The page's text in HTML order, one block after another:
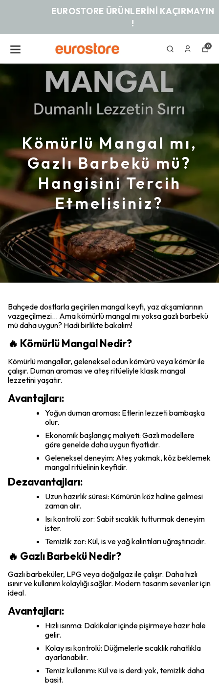
EUROSTORE ÜRÜNLERINI KAÇIRMAYIN
0
Kömürlü Mangal mı,
Gazlı Barbekü mü?
Hangisini Tercih
Etmelisiniz?
Bahçede dostlarla geçirilen mangal keyfi, yaz akşamlarının
vazgeçilmezi… Ama kömürlü mangal mı yoksa gazlı barbekü
mü daha uygun? Hadi birlikte bakalım!
🔥 Kömürlü Mangal Nedir?
Kömürlü mangallar, geleneksel odun kömürü veya kömür ile
çalışır. Duman aroması ve ateş ritüeliyle klasik mangal
lezzetini yaşatır.
Avantajları:
Yoğun duman aroması: Etlerin lezzeti bambaşka
olur.
Ekonomik başlangıç maliyeti: Gazlı modellere
göre genelde daha uygun fiyatlıdır.
Geleneksel deneyim: Ateş yakmak, köz beklemek
mangal ritüelinin keyfidir.
Dezavantajları:
Uzun hazırlık süresi: Kömürün köz haline gelmesi
zaman alır.
Isı kontrolü zor: Sabit sıcaklık tutturmak deneyim
ister.
Temizlik zor: Kül, is ve yağ kalıntıları uğraştırıcıdır.
🔥 Gazlı Barbekü Nedir?
Gazlı barbeküler, LPG veya doğalgaz ile çalışır. Daha hızlı
ısınır ve kullanım kolaylığı sağlar. Modern tasarım sevenler için
ideal.
Avantajları:
Hızlı ısınma: Dakikalar içinde pişirmeye hazır hale
gelir.
Kolay ısı kontrolü: Düğmelerle sıcaklık rahatlıkla
ayarlanabilir.
Temiz kullanımı: Kül ve is derdi yok, temizlik daha
basit.